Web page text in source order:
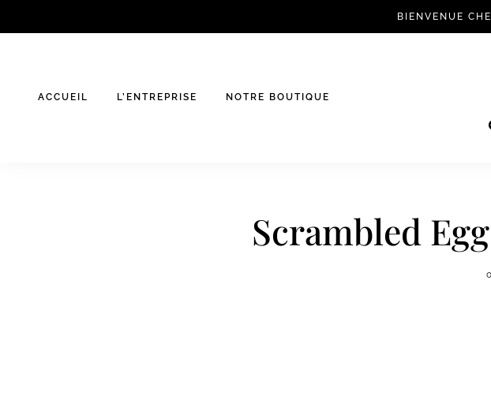
to
BIENVENUE
ACCUEIL L’ENTREPRISE NOTRE BOUTIQUE
Scrambled